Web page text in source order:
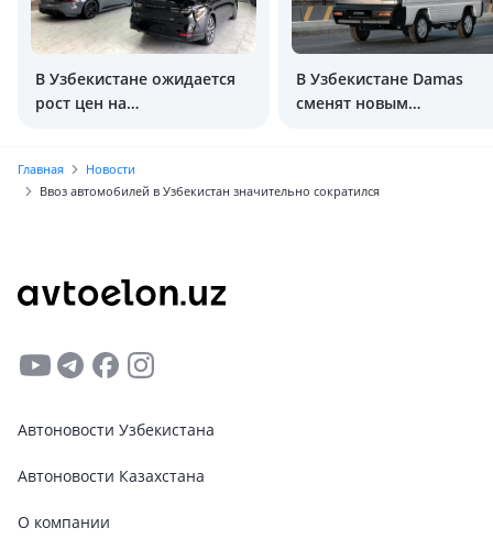
В Узбекистане ожидается
рост цен на
В Узбекистане Damas
сменят новым
Главная
Новости
Ввоз автомобилей в Узбекистан значительно сократился
Автоновости Узбекистана
Автоновости Казахстана
О компании